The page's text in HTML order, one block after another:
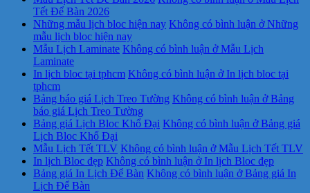
Tết Để Bàn 2026
Những mẫu lịch bloc hiện nay Không có bình luận ở Những
mẫu lịch bloc hiện nay
Mẫu Lịch Laminate Không có bình luận ở Mẫu Lịch
Laminate
In lịch bloc tại tphcm Không có bình luận ở In lịch bloc tại
tphcm
Bảng báo giá Lịch Treo Tường Không có bình luận ở Bảng
báo giá Lịch Treo Tường
Bảng giá Lịch Bloc Khổ Đại Không có bình luận ở Bảng giá
Lịch Bloc Khổ Đại
Mẫu Lịch Tết TLV Không có bình luận ở Mẫu Lịch Tết TLV
In lịch Bloc đẹp Không có bình luận ở In lịch Bloc đẹp
Bảng giá In Lịch Để Bàn Không có bình luận ở Bảng giá In
Lịch Để Bàn